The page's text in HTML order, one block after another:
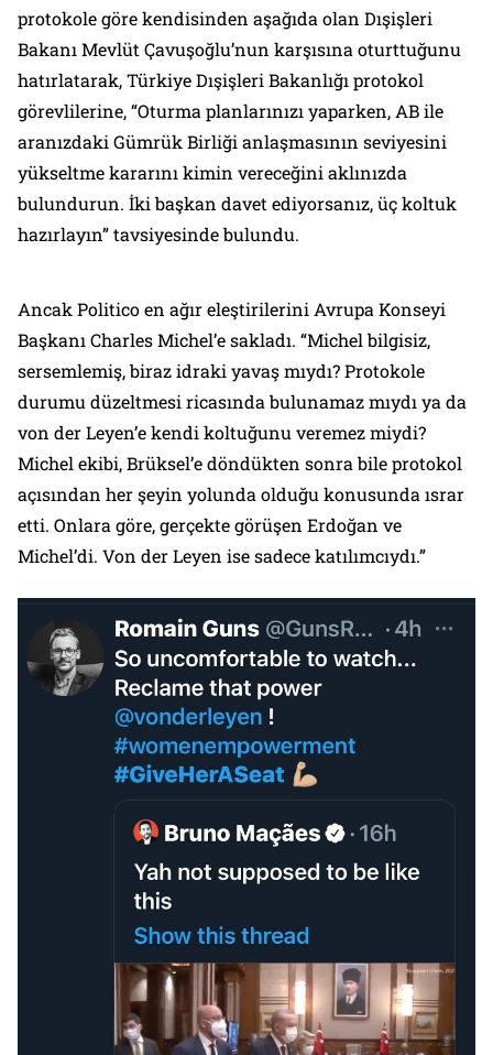
protokole göre kendisinden aşağıda olan Dışişleri
Bakanı Mevlüt Çavuşoğlu’nun karşısına oturttuğunu
hatırlatarak, Türkiye Dışişleri Bakanlığı protokol
görevlilerine, “Oturma planlarınızı yaparken, AB ile
aranızdaki Gümrük Birliği anlaşmasının seviyesini
yükseltme kararını kimin vereceğini aklınızda
bulundurun. İki başkan davet ediyorsanız, üç koltuk
hazırlayın” tavsiyesinde bulundu.
Ancak Politico en ağır eleştirilerini Avrupa Konseyi
Başkanı Charles Michel’e sakladı. “Michel bilgisiz,
sersemlemiş, biraz idraki yavaş mıydı? Protokole
durumu düzeltmesi ricasında bulunamaz mıydı ya da
von der Leyen’e kendi koltuğunu veremez miydi?
Michel ekibi, Brüksel’e döndükten sonra bile protokol
açısından her şeyin yolunda olduğu konusunda ısrar
etti. Onlara göre, gerçekte görüşen Erdoğan ve
Michel’di. Von der Leyen ise sadece katılımcıydı.”